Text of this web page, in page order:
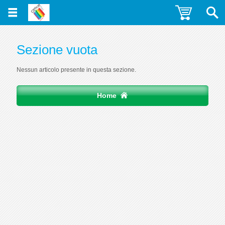
Sezione vuota
Nessun articolo presente in questa sezione.
Home